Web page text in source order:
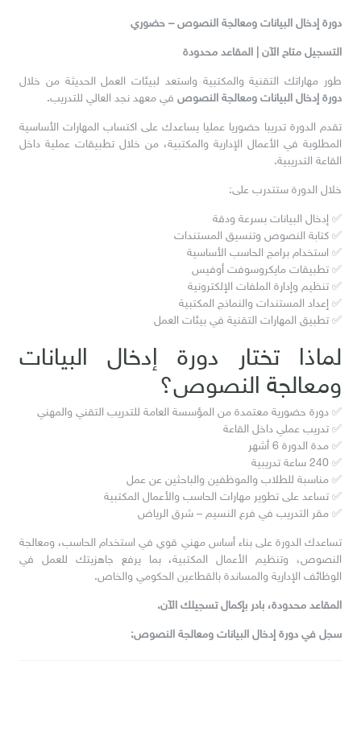
دورة إدخال البيانات ومعالجة النصوص – حضوري
التسجيل متاح الآن | المقاعد محدودة
طور مهاراتك التقنية والمكتبية واستعد لبيئات العمل الحديثة من خلال
دورة إدخال البيانات ومعالجة النصوص في معهد نجد العالي للتدريب.
تقدم الدورة تدريبا حضوريا عمليا يساعدك على اكتساب المهارات الأساسية
المطلوبة في الأعمال الإدارية والمكتبية، من خلال تطبيقات عملية داخل
القاعة التدريبية.
خلال الدورة ستتدرب على:
✅ إدخال البيانات بسرعة ودقة
✅ كتابة النصوص وتنسيق المستندات
✅ استخدام برامج الحاسب الأساسية
✅ تطبيقات مايكروسوفت أوفيس
✅ تنظيم وإدارة الملفات الإلكترونية
✅ إعداد المستندات والنماذج المكتبية
✅ تطبيق المهارات التقنية في بيئات العمل
لماذا تختار دورة إدخال البيانات
ومعالجة النصوص؟
✅ دورة حضورية معتمدة من المؤسسة العامة للتدريب التقني والمهني
✅ تدريب عملي داخل القاعة
✅ مدة الدورة 6 أشهر
✅ 240 ساعة تدريبية
✅ مناسبة للطلاب والموظفين والباحثين عن عمل
✅ تساعد على تطوير مهارات الحاسب والأعمال المكتبية
✅ مقر التدريب في فرع النسيم – شرق الرياض
تساعدك الدورة على بناء أساس مهني قوي في استخدام الحاسب، ومعالجة
النصوص، وتنظيم الأعمال المكتبية، بما يرفع جاهزيتك للعمل في
الوظائف الإدارية والمساندة بالقطاعين الحكومي والخاص.
المقاعد محدودة، بادر بإكمال تسجيلك الآن.
سجل في دورة إدخال البيانات ومعالجة النصوص: